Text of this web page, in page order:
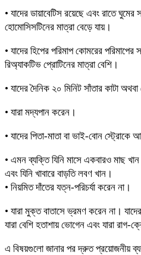
• যাদের ডায়াবেটিস রয়েছে এবং রাতে
হোমোসিসটিনের মাত্রা বেড়ে যায়।
• যাদের হিপের পরিমাপ কোমরের পরিমাপের
রিঅ্যাকটিভ প্রোটিনের মাত্রা বেশি।
• যাদের দৈনিক ২০ মিনিট সাঁতার কাটা
• যারা মদ্যপান করেন।
• যাদের পিতা-মাতা বা ভাই-বোন স্ট্রোকে
• এমন ব্যক্তি যিনি মাসে একবারও মাছ
এবং যিনি খাবারে বাড়তি লবণ খান।
• নিয়মিত দাঁতের যত্ন-পরিচর্যা করেন না।
• যারা মুক্ত বাতাসে ভ্রমণ করেন না।
যারা বেশি হতাশায় ভোগেন এবং যারা রাগ-
এ বিষয়গুলো জানার পর দ্রুত প্রয়োজনীয়